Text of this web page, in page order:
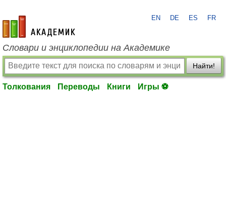
academic.ru
EN DE ES FR
Словари и энциклопедии на Академике
Найти!
Толкования Переводы Книги Игры ⚽